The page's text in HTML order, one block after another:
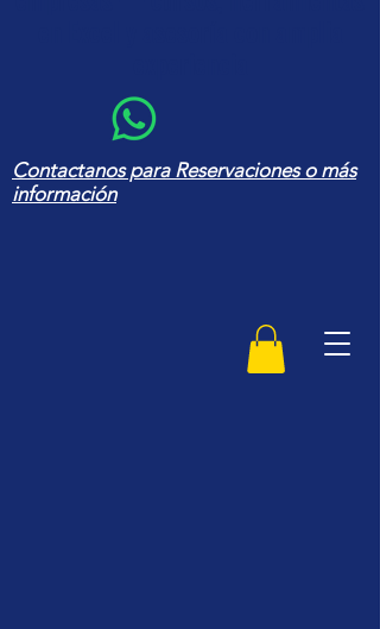
Contactanos para Reservaciones o más
información